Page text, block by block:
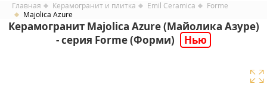
Главная Керамогранит и плитка Emil Ceramica
Forme
Majolica Azure
Керамогранит Majolica Azure (Майолика Азуре)
- серия Forme (Форми)
Нью